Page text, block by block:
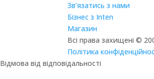
Зв’язатись з нами
Бізнес з Inten
Магазин
Всі права захищені ©
Політика
Відмова від відповідальності